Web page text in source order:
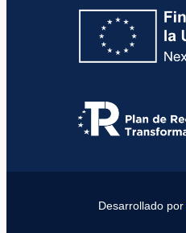
Desarrollado por